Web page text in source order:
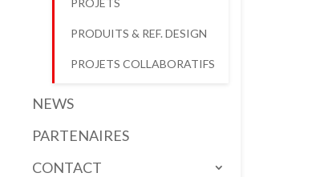
PROJETS
PRODUITS & REF. DESIGN
PROJETS COLLABORATIFS
NEWS
PARTENAIRES
CONTACT